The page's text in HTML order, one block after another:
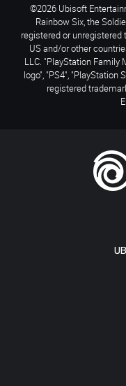
©2026 Ubisoft
Rainbow Six, the
registered or
US and/or other
LLC. "PlayStation Family
logo", "PS4", "PlayStation
registered